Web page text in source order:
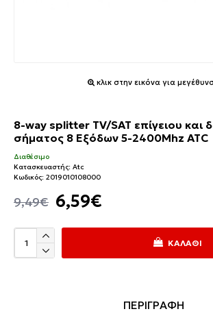
κλικ στην εικόνα για
8-way splitter TV/SAT επίγειου και
σήματος 8 Εξόδων 5-2400Mhz ATC
6,59€
9,49€
Διαθέσιμο
Κατασκευαστής: Atc
Κωδικός: 2019010108000
ΚΑΛΆΘΙ
ΠΕΡΙΓΡΑΦΗ